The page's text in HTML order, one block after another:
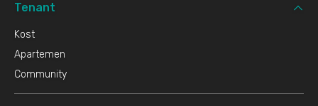
Tenant
Kost
Apartemen
Community